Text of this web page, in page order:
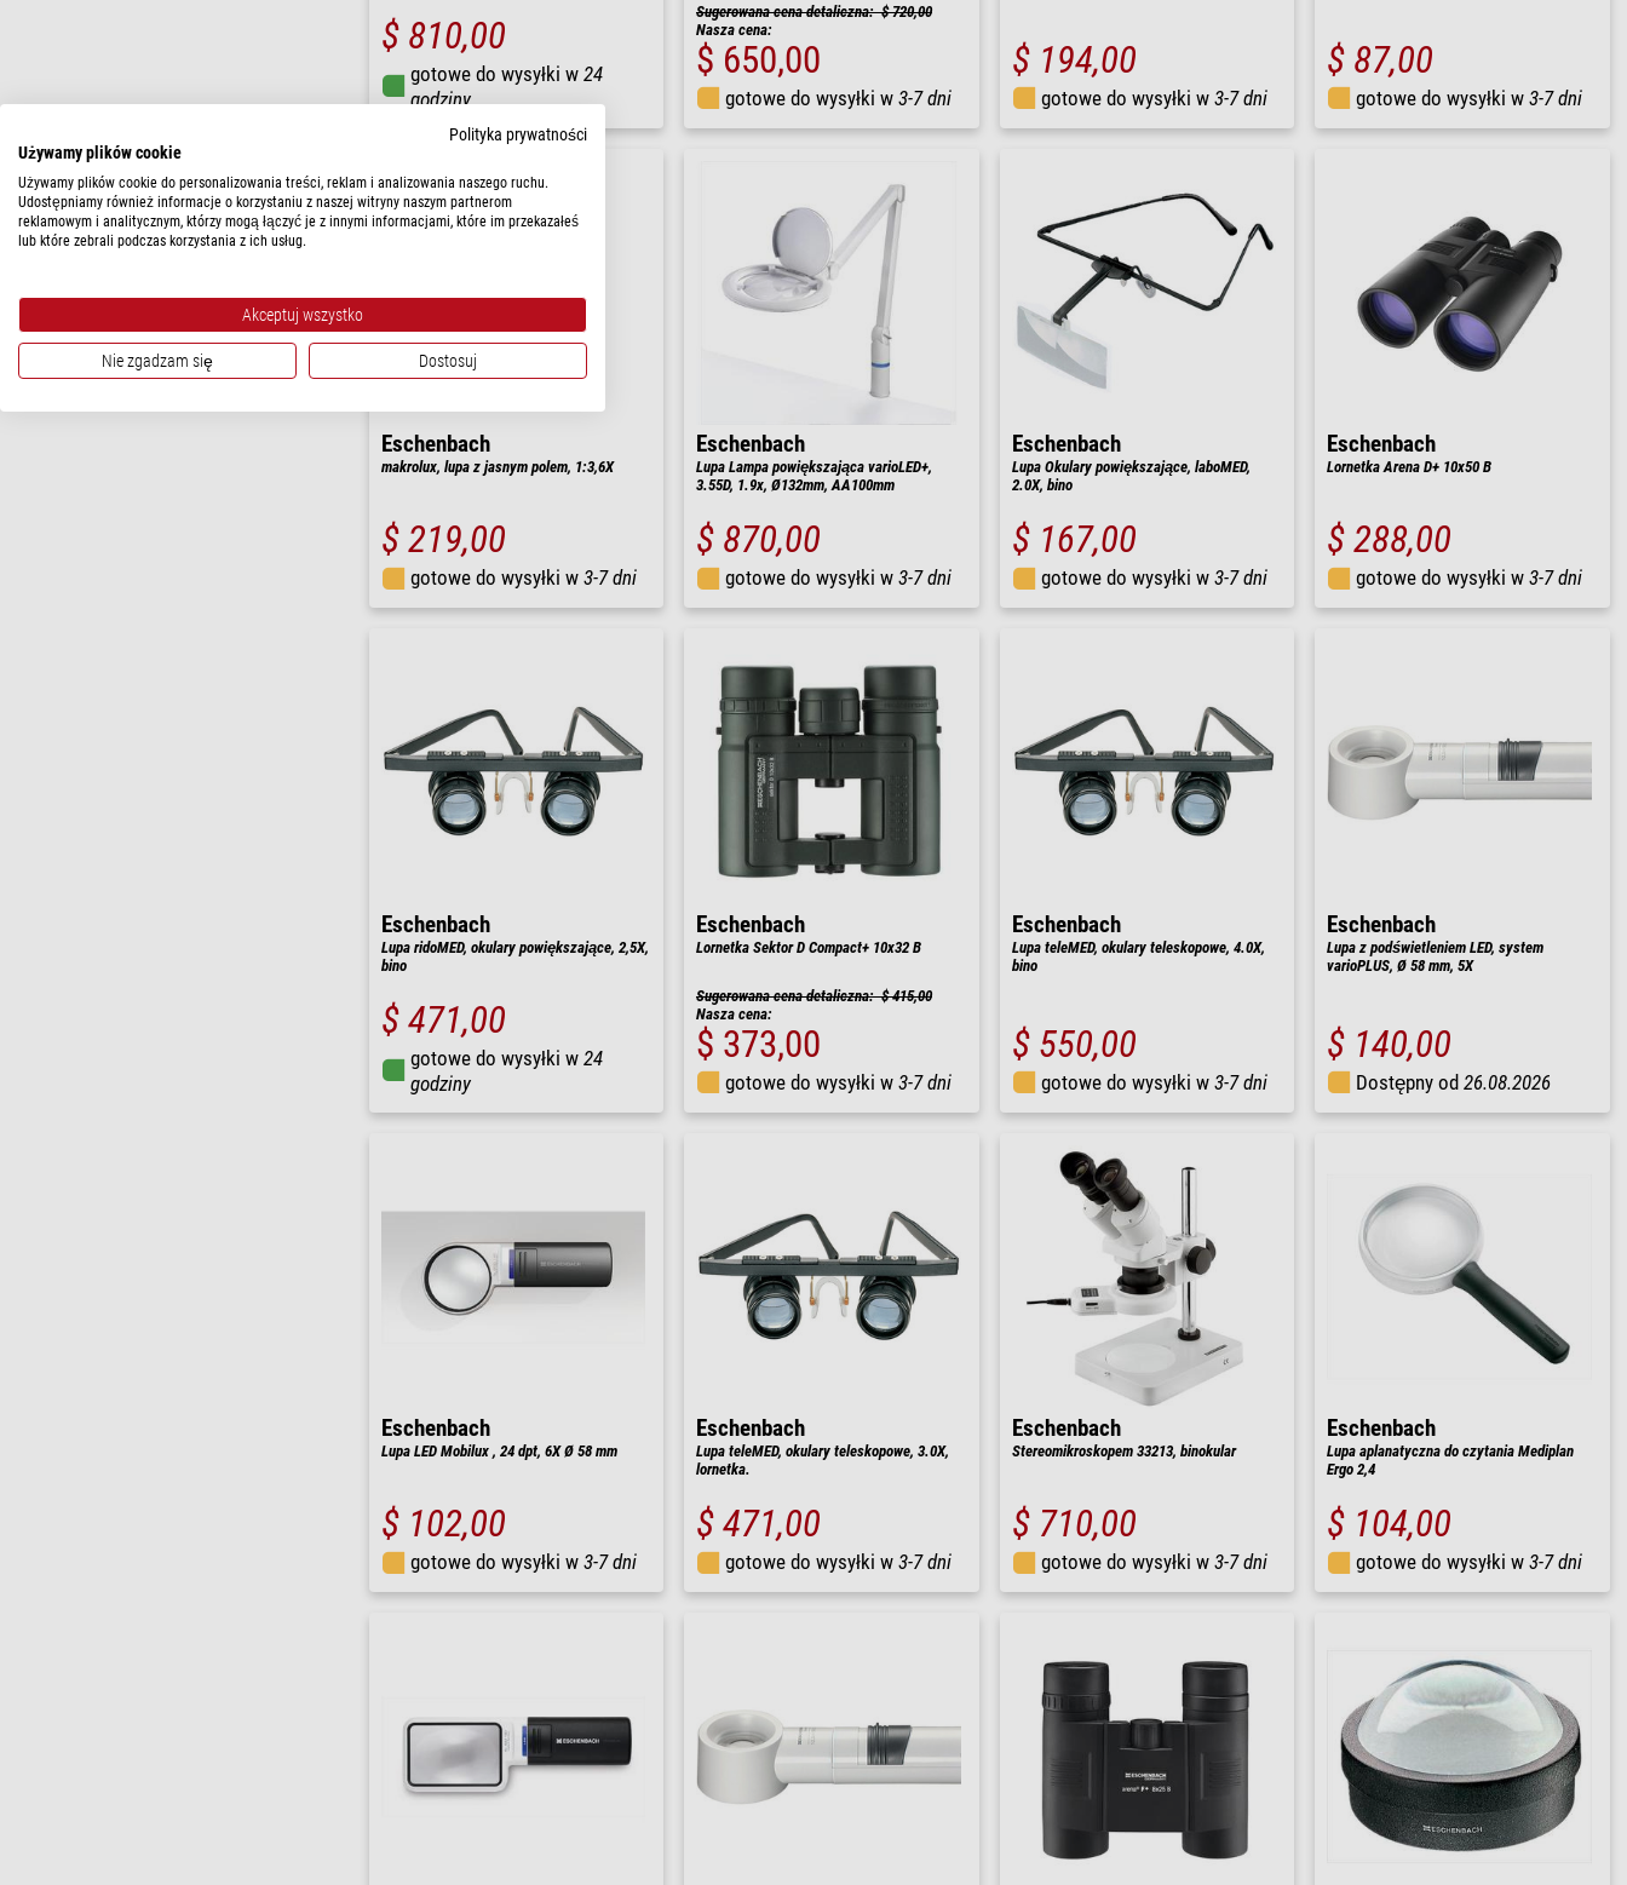
$ 810,00
gotowe do wysyłki w 24
godziny
Sugerowana cena detaliczna: $ 720,00
Nasza cena:
$ 650,00
gotowe do wysyłki w 3-7 dni
$ 194,00
gotowe do wysyłki w 3-7 dni
$ 87,00
gotowe do wysyłki w 3-7 dni
Eschenbach
makrolux, lupa z jasnym polem, 1:3,6X
$ 219,00
gotowe do wysyłki w 3-7 dni
Eschenbach
Lupa Lampa powiększająca varioLED+,
3.55D, 1.9x, Ø132mm, AA100mm
$ 870,00
gotowe do wysyłki w 3-7 dni
Eschenbach
Lupa Okulary powiększające, laboMED,
2.0X, bino
$ 167,00
gotowe do wysyłki w 3-7 dni
Eschenbach
Lornetka Arena D+ 10x50 B
$ 288,00
gotowe do wysyłki w 3-7 dni
Eschenbach
Lupa ridoMED, okulary powiększające, 2,5X,
bino
$ 471,00
gotowe do wysyłki w 24
godziny
Eschenbach
Lornetka Sektor D Compact+ 10x32 B
Sugerowana cena detaliczna: $ 415,00
Nasza cena:
$ 373,00
gotowe do wysyłki w 3-7 dni
Eschenbach
Lupa teleMED, okulary teleskopowe, 4.0X,
bino
$ 550,00
gotowe do wysyłki w 3-7 dni
Eschenbach
Lupa z podświetleniem LED, system
varioPLUS, Ø 58 mm, 5X
$ 140,00
Dostępny od 26.08.2026
Eschenbach
Lupa LED Mobilux , 24 dpt, 6X Ø 58 mm
$ 102,00
gotowe do wysyłki w 3-7 dni
Eschenbach
Lupa teleMED, okulary teleskopowe, 3.0X,
lornetka.
$ 471,00
gotowe do wysyłki w 3-7 dni
Eschenbach
Stereomikroskopem 33213, binokular
$ 710,00
gotowe do wysyłki w 3-7 dni
Eschenbach
Lupa aplanatyczna do czytania Mediplan
Ergo 2,4
$ 104,00
gotowe do wysyłki w 3-7 dni
Polityka prywatności
Używamy plików cookie
Używamy plików cookie do personalizowania treści, reklam i analizowania naszego ruchu.
Udostępniamy również informacje o korzystaniu z naszej witryny naszym partnerom
reklamowym i analitycznym, którzy mogą łączyć je z innymi informacjami, które im przekazałeś
lub które zebrali podczas korzystania z ich usług.
Akceptuj wszystko
Nie zgadzam się Dostosuj